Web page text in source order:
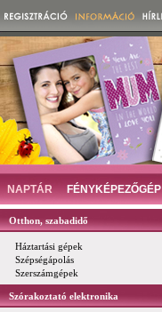
NAPTÁR FÉNYKÉPEZŐGÉP
Otthon, szabadidő
Háztartási gépek
Szépségápolás
Szerszámgépek
Szórakoztató elektronika